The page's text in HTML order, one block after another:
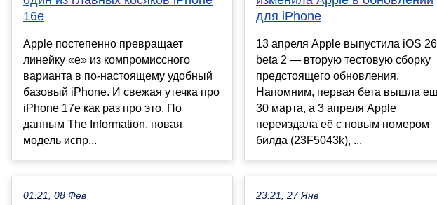
16e
Apple постепенно превращает
линейку «е» из компромиссного
варианта в по-настоящему удобный
базовый iPhone. И свежая утечка про
iPhone 17e как раз про это. По
данным The Information, новая
модель испр...
01:21, 08 Фев
для iPhone
13 апреля Apple выпустила iOS
beta 2 — вторую тестовую сборку
предстоящего обновления.
Напомним, первая бета вышла
30 марта, а 3 апреля Apple
переиздала её с новым номером
билда (23F5043k), ...
23:21, 27 Янв